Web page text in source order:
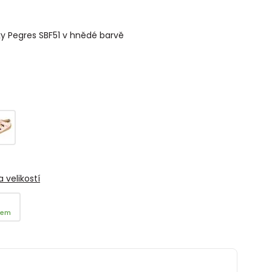
SBF51 v hnědé barvě
velikostí